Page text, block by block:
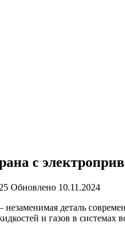
с
Обновлено 10.11.2024
деталь
и газов в